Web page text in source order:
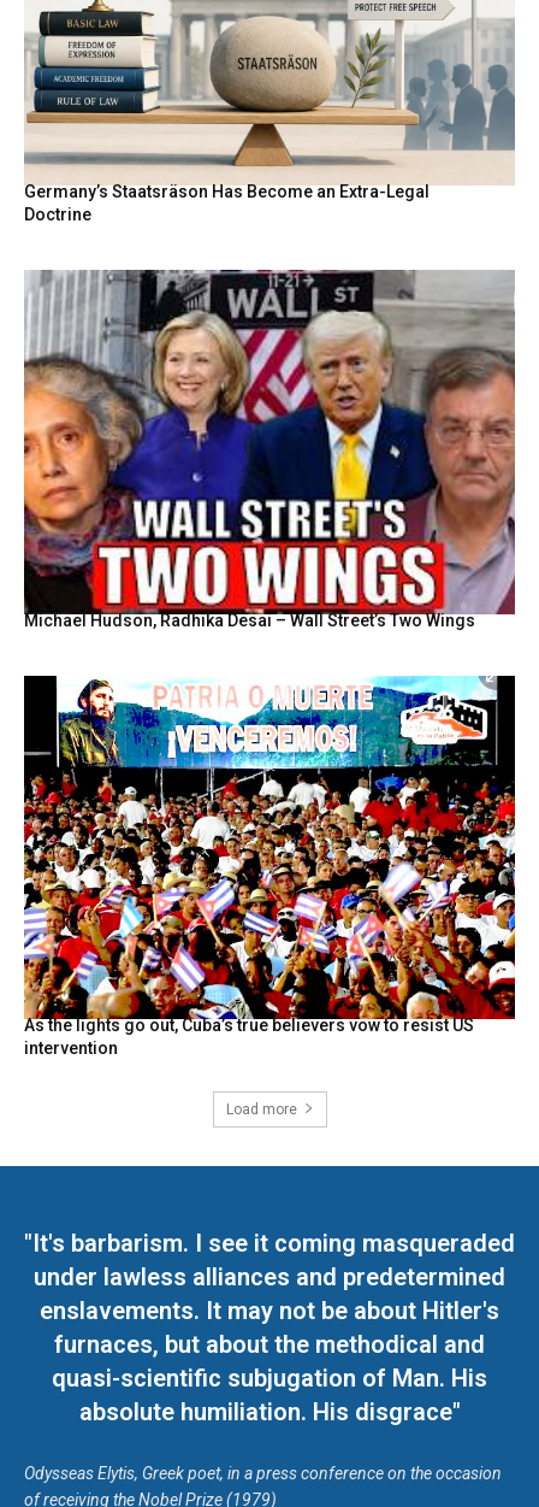
Germany’s Staatsräson Has Become an Extra-Legal
Doctrine
Michael Hudson, Radhika Desai – Wall Street’s Two Wings
As the lights go out, Cuba’s true believers vow to resist US
intervention
Load more
"It's barbarism. I see it coming masqueraded
under lawless alliances and predetermined
enslavements. It may not be about Hitler's
furnaces, but about the methodical and
quasi-scientific subjugation of Man. His
absolute humiliation. His disgrace"
Odysseas Elytis, Greek poet, in a press conference on the occasion
of receiving the Nobel Prize (1979)